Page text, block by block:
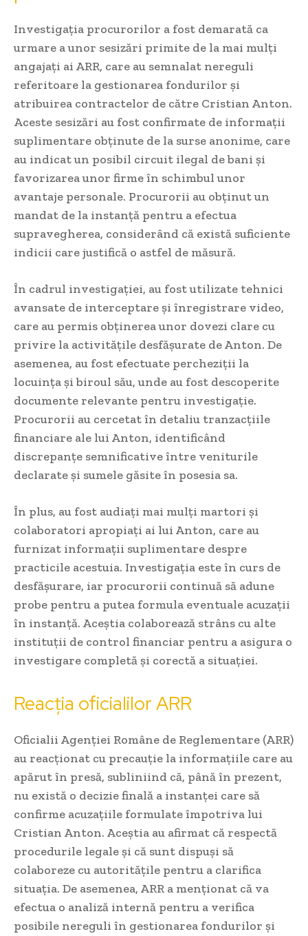
Investigația procurorilor a fost demarată ca
urmare a unor sesizări primite de la mai mulți
angajați ai ARR, care au semnalat nereguli
referitoare la gestionarea fondurilor și
atribuirea contractelor de către Cristian Anton.
Aceste sesizări au fost confirmate de informații
suplimentare obținute de la surse anonime, care
au indicat un posibil circuit ilegal de bani și
favorizarea unor firme în schimbul unor
avantaje personale. Procurorii au obținut un
mandat de la instanță pentru a efectua
supravegherea, considerând că există suficiente
indicii care justifică o astfel de măsură.
În cadrul investigației, au fost utilizate tehnici
avansate de interceptare și înregistrare video,
care au permis obținerea unor dovezi clare cu
privire la activitățile desfășurate de Anton. De
asemenea, au fost efectuate percheziții la
locuința și biroul său, unde au fost descoperite
documente relevante pentru investigație.
Procurorii au cercetat în detaliu tranzacțiile
financiare ale lui Anton, identificând
discrepanțe semnificative între veniturile
declarate și sumele găsite în posesia sa.
În plus, au fost audiați mai mulți martori și
colaboratori apropiați ai lui Anton, care au
furnizat informații suplimentare despre
practicile acestuia. Investigația este în curs de
desfășurare, iar procurorii continuă să adune
probe pentru a putea formula eventuale acuzații
în instanță. Aceștia colaborează strâns cu alte
instituții de control financiar pentru a asigura o
investigare completă și corectă a situației.
Reacția oficialilor ARR
Oficialii Agenției Române de Reglementare (ARR)
au reacționat cu precauție la informațiile care au
apărut în presă, subliniind că, până în prezent,
nu există o decizie finală a instanței care să
confirme acuzațiile formulate împotriva lui
Cristian Anton. Aceștia au afirmat că respectă
procedurile legale și că sunt dispuși să
colaboreze cu autoritățile pentru a clarifica
situația. De asemenea, ARR a menționat că va
efectua o analiză internă pentru a verifica
posibile nereguli în gestionarea fondurilor și